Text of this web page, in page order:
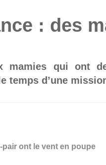
: des
mamies qui ont
temps d’une
pair ont le vent en poupe